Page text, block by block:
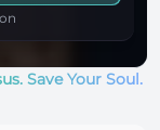
Save Your Soul.